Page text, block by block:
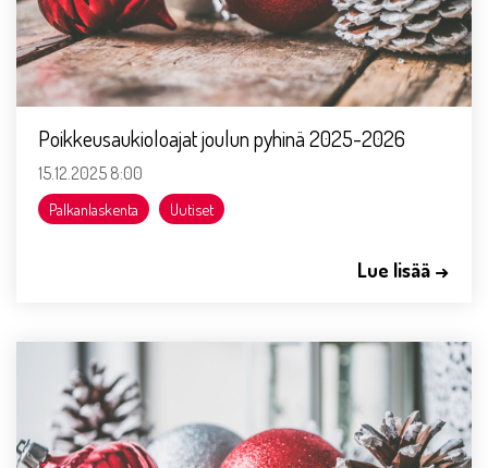
Poikkeusaukioloajat joulun pyhinä 2025-2026
15.12.2025 8:00
Palkanlaskenta Uutiset
Lue lisää →